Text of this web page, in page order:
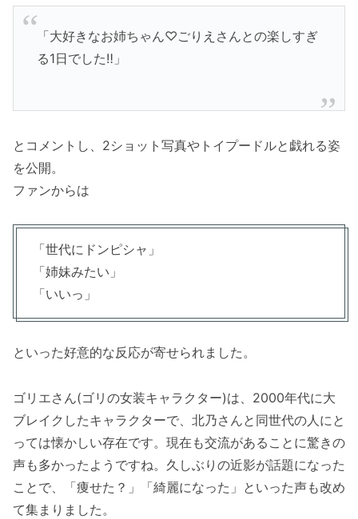
「大好きなお姉ちゃん♡ごりえさんとの楽しすぎ
る1日でした‼」
とコメントし、2ショット写真やトイプードルと戯れる姿
を公開。
ファンからは
「世代にドンピシャ」
「姉妹みたい」
「いいっ」
といった好意的な反応が寄せられました。
ゴリエさん(ゴリの女装キャラクター)は、2000年代に大
ブレイクしたキャラクターで、北乃さんと同世代の人にと
っては懐かしい存在です。現在も交流があることに驚きの
声も多かったようですね。久しぶりの近影が話題になった
ことで、「痩せた？」「綺麗になった」といった声も改め
て集まりました。